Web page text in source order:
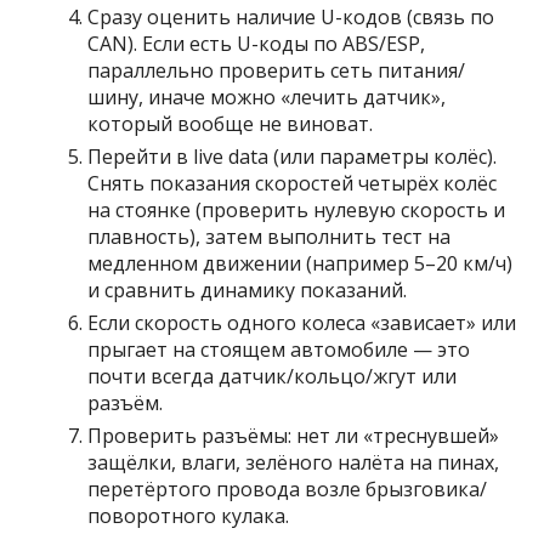
Сразу оценить наличие U-кодов (связь по
CAN). Если есть U-коды по ABS/ESP,
параллельно проверить сеть питания/
шину, иначе можно «лечить датчик»,
который вообще не виноват.
Перейти в live data (или параметры колёс).
Снять показания скоростей четырёх колёс
на стоянке (проверить нулевую скорость и
плавность), затем выполнить тест на
медленном движении (например 5–20 км/ч)
и сравнить динамику показаний.
Если скорость одного колеса «зависает» или
прыгает на стоящем автомобиле — это
почти всегда датчик/кольцо/жгут или
разъём.
Проверить разъёмы: нет ли «треснувшей»
защёлки, влаги, зелёного налёта на пинах,
перетёртого провода возле брызговика/
поворотного кулака.